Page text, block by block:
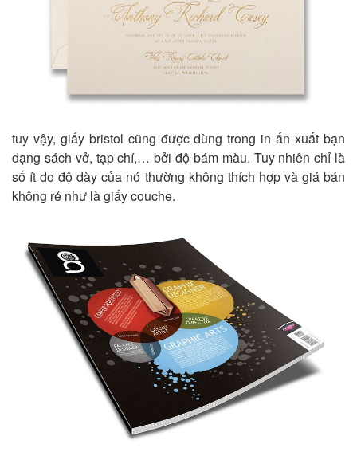
tuy vậy, giấy bristol cũng được dùng trong in ấn xuất bạn
dạng sách vở, tạp chí,… bởi độ bám màu. Tuy nhiên chỉ là
số ít do độ dày của nó thường không thích hợp và giá bán
không rẻ như là giấy couche.